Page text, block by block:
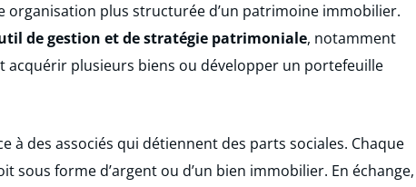
organisation plus structurée d’un patrimoine immobilier.
de gestion et de stratégie patrimoniale, notamment
acquérir plusieurs biens ou développer un portefeuille
à des associés qui détiennent des parts sociales. Chaque
sous forme d’argent ou d’un bien immobilier. En échange,